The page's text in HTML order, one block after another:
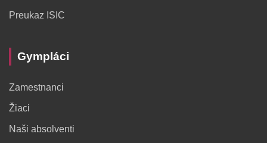
Preukaz ISIC
Gympláci
Zamestnanci
Žiaci
Naši absolventi